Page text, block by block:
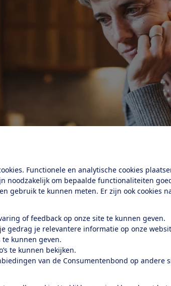
Functionele en analytische cookies
noodzakelijk om bepaalde functionaliteiten
gebruik te kunnen meten. Er zijn ook cookies
of feedback op onze site te kunnen geven.
gedrag je relevantere informatie op onze
te kunnen geven.
te kunnen bekijken.
van de Consumentenbond op andere
die tests aanbieden over gevoelige
drankgebruik en stress. De zelftest op
Trimbos bleek